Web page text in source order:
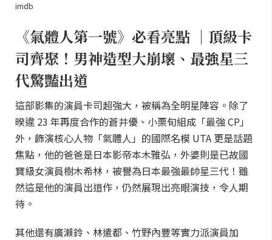
imdb
《氣體人第一號》必看亮點 ｜頂級卡
司齊聚！男神造型大崩壞、最強星三
代驚豔出道
這部影集的演員卡司超強大，被稱為全明星陣容。除了
暌違 23 年再度合作的蒼井優、小栗旬組成「最強 CP」
外，飾演核心人物「氣體人」的國際名模 UTA 更是話題
焦點，他的爸爸是日本影帝本木雅弘，外婆則是已故國
寶級女演員樹木希林，被譽為日本最強最帥星三代！雖
然這是他的演員出道作，仍然展現出亮眼演技，令人期
待。
其他還有廣瀨鈴、林遣都、竹野內豐等實力派演員加